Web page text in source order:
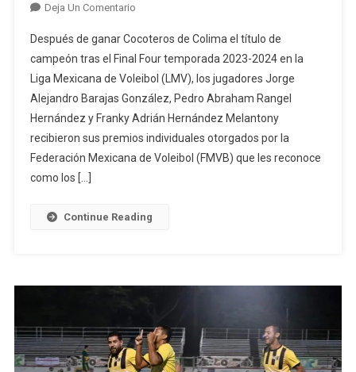
Deja Un ComentarioEn
Campeones
De
Cocoteros
Reciben
Premios
Individuales,
Tras
Después de ganar Cocoteros de Colima el título de
campeón tras el Final Four temporada 2023-2024 en la
Liga Mexicana de Voleibol (LMV), los jugadores Jorge
Alejandro Barajas González, Pedro Abraham Rangel
Hernández y Franky Adrián Hernández Melantony
recibieron sus premios individuales otorgados por la
Federación Mexicana de Voleibol (FMVB) que les reconoce
como los […]
Continue Reading